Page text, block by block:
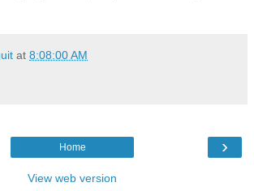
at 8:08:00 AM
›
Home
View web version